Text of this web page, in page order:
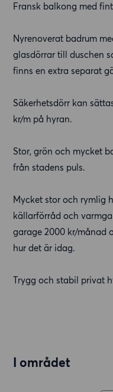
Fransk balkong med
Nyrenoverat badrum
glasdörrar till duschen
finns en extra separat
Säkerhetsdörr kan
kr/m på hyran.
Stor, grön och mycket
från stadens puls.
Mycket stor och rymlig
källarförråd och
garage 2000 kr/månad
hur det är idag.
Trygg och stabil privat
I området